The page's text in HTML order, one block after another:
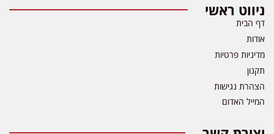
ניווט ראשי
דף הבית
אודות
מדיניות פרטיות
תקנון
הצהרת נגישות
המייל האדום